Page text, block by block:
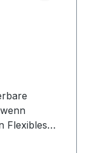
Flexibles